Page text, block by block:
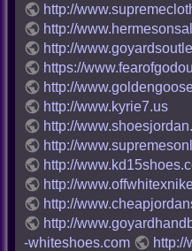
http://
http://
http://
https://
http://
http://www.kyrie7.us
http://
http://
http://
http://
http://
http://
-whiteshoes.com